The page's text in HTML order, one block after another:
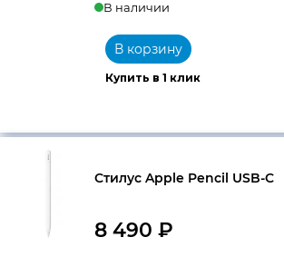
В наличии
Купить в 1 клик
В корзину
Стилус Apple Pencil USB-C
8 490 ₽